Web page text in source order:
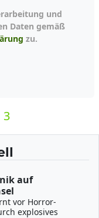
Daten gemäß
zu.
3
auf
vor Horror-
explosives